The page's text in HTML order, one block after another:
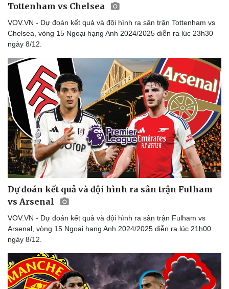
Văn hóa
Sân khấu - Điện ảnh
Văn học
Giải trí
Nghệ sĩ
Thời trang
Tottenham vs Chelsea
VOV.VN - Dự đoán kết quả và đội hình ra sân trận Tottenham vs
Chelsea, vòng 15 Ngoại hạng Anh 2024/2025 diễn ra lúc 23h30
ngày 8/12.
Dự đoán kết quả và đội hình ra sân trận Fulham
vs Arsenal
VOV.VN - Dự đoán kết quả và đội hình ra sân trận Fulham vs
Arsenal, vòng 15 Ngoại hạng Anh 2024/2025 diễn ra lúc 21h00
ngày 8/12.